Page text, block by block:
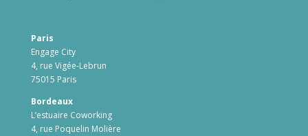
Paris
Engage City
4, rue Vigée-Lebrun
75015 Paris
Bordeaux
L’estuaire Coworking
4, rue Poquelin Molière